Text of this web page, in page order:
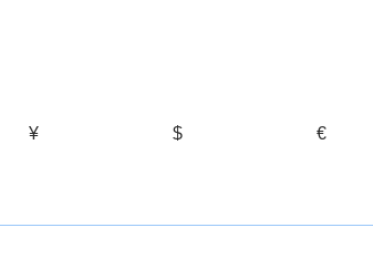
¥ $ €